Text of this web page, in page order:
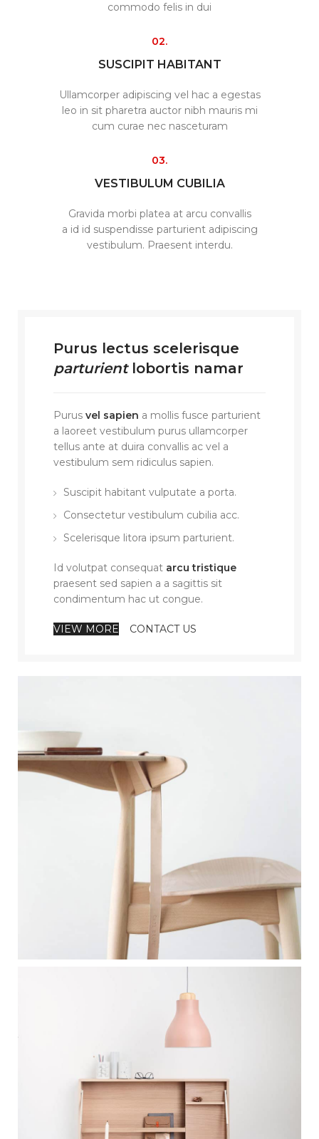
commodo felis in dui
02.
SUSCIPIT HABITANT
Ullamcorper adipiscing vel hac a egestas
leo in sit pharetra auctor nibh mauris mi
cum curae nec nasceturam
03.
VESTIBULUM CUBILIA
Gravida morbi platea at arcu convallis
a id id suspendisse parturient adipiscing
vestibulum. Praesent interdu.
Purus lectus scelerisque
parturientlobortis namar
Purus vel sapien a mollis fusce parturient
a laoreet vestibulum purus ullamcorper
tellus ante at duira convallis ac vel a
vestibulum sem ridiculus sapien.
Suscipit habitant vulputate a porta.
Consectetur vestibulum cubilia acc.
Scelerisque litora ipsum parturient.
Id volutpat consequat arcu tristique
praesent sed sapien a a sagittis sit
condimentum hac ut congue.
VIEW MORE CONTACT US